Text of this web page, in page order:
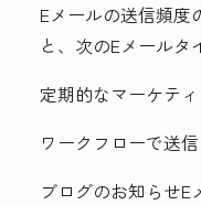
Eメールの送信頻度
と、次のEメールタ
定期的なマーケテ
ワークフローで送
ブログのお知らせE